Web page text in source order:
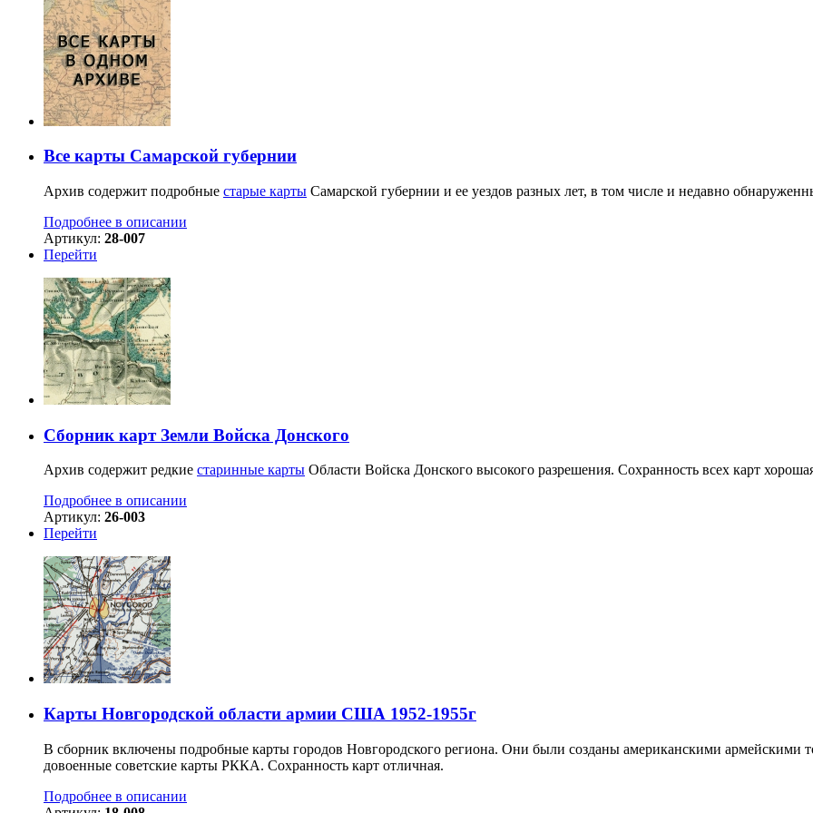
Все карты Самарской губернии
Архив содержит подробные старые карты Самарской губернии и ее уездов разных лет, в том числе и недавно
Подробнее в описании
Артикул: 28-007
Перейти
Сборник карт Земли Войска Донского
Архив содержит редкие старинные карты Области Войска Донского высокого разрешения. Сохранность всех карт
Подробнее в описании
Артикул: 26-003
Перейти
Карты Новгородской области армии США 1952-1955г
В сборник включены подробные карты городов Новгородского региона. Они были созданы американскими армейскими
довоенные советские карты РККА. Сохранность карт отличная.
Подробнее в описании